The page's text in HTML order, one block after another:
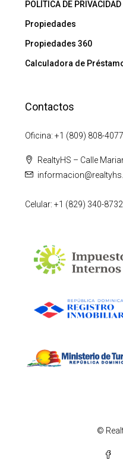
POLÍTICA DE PRIVACIDAD
Propiedades
Propiedades 360
Calculadora de
Contactos
Oficina: +1 (809) 808-4077
RealtyHS – Calle
Celular: +1 (829) 340-8732
©